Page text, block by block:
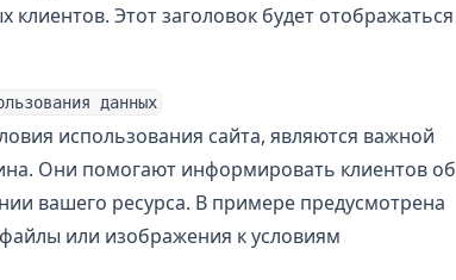
Этот заголовок будет отображаться
данных
использования сайта, являются важной
Они помогают информировать клиентов об
вашего ресурса. В примере предусмотрена
или изображения к условиям